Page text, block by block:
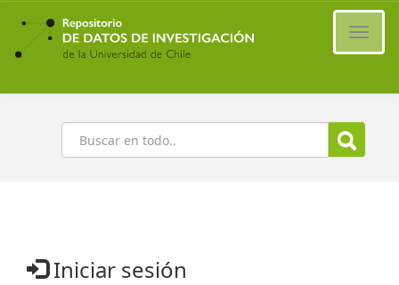
Ir
contenido
principal
Buscar
Iniciar sesión